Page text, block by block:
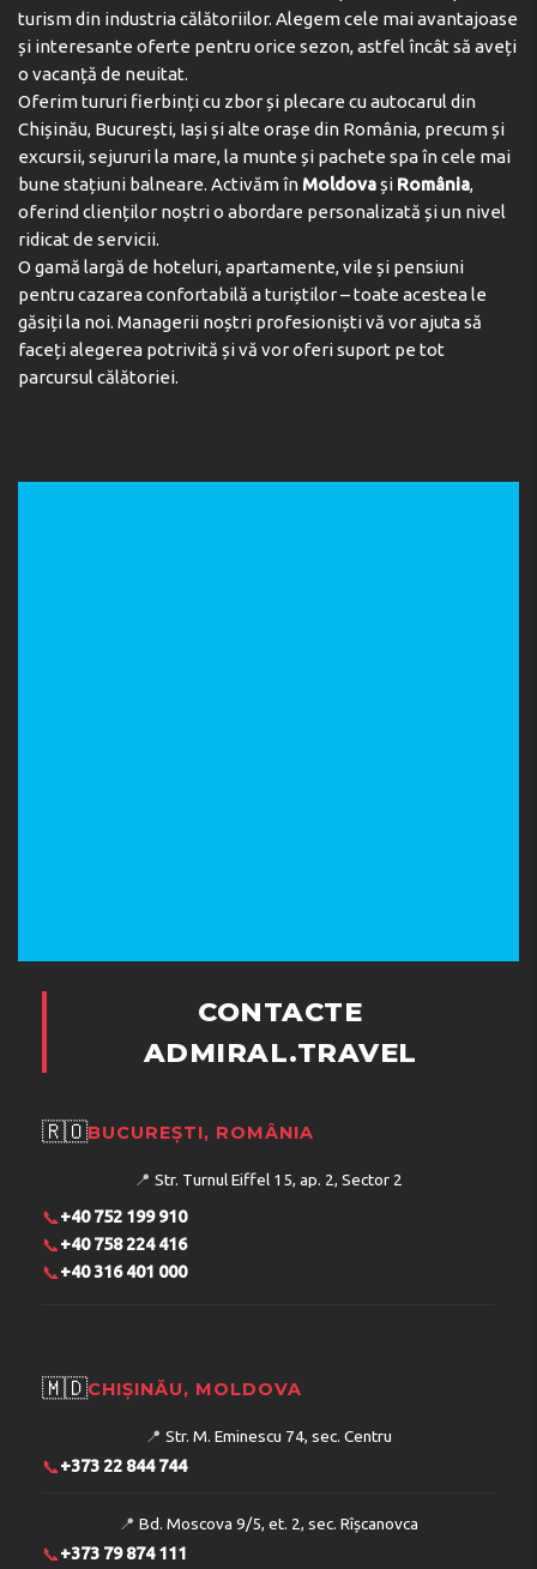
turism din industria călătoriilor. Alegem cele mai avantajoase
și interesante oferte pentru orice sezon, astfel încât să aveți
o vacanță de neuitat.
Oferim tururi fierbinți cu zbor și plecare cu autocarul din
Chișinău, București, Iași și alte orașe din România, precum și
excursii, sejururi la mare, la munte și pachete spa în cele mai
bune stațiuni balneare. Activăm în Moldovași România,
oferind clienților noștri o abordare personalizată și un nivel
ridicat de servicii.
O gamă largă de hoteluri, apartamente, vile și pensiuni
pentru cazarea confortabilă a turiștilor – toate acestea le
găsiți la noi. Managerii noștri profesioniști vă vor ajuta să
faceți alegerea potrivită și vă vor oferi suport pe tot
parcursul călătoriei.
CONTACTE
ADMIRAL.TRAVEL
🇷🇴BUCUREȘTI, ROMÂNIA
📍 Str. Turnul Eiffel 15, ap. 2, Sector 2
📞+40 752 199 910
📞+40 758 224 416
📞+40 316 401 000
🇲🇩CHIȘINĂU, MOLDOVA
📍 Str. M. Eminescu 74, sec. Centru
📞+373 22 844 744
📍 Bd. Moscova 9/5, et. 2, sec. Rîșcanovca
📞+373 79 874 111